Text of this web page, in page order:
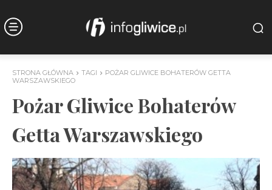
STRONA GŁÓWNA TAGI
POŻAR GLIWICE BOHATERÓW GETTA
WARSZAWSKIEGO
Pożar Gliwice Bohaterów
Getta Warszawskiego